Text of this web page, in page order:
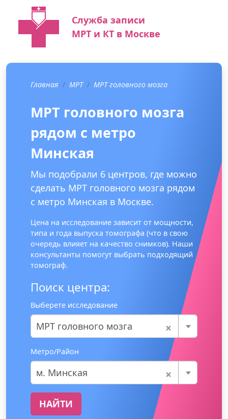
Служба записи
МРТ и КТ в Москве
Главная МРТ МРТ головного мозга
МРТ головного мозга
рядом с метро
Минская
Мы подобрали 6 центров, где можно
сделать МРТ головного мозга рядом
с метро Минская в Москве.
Цена на исследование зависит от мощности,
типа и года выпуска томографа (что в свою
очередь влияет на качество снимков). Наши
консультанты помогут выбрать подходящий
томограф.
Поиск центра:
Выберете исследование
×
МРТ головного мозга
Метро/Район
×
м. Минская
НАЙТИ